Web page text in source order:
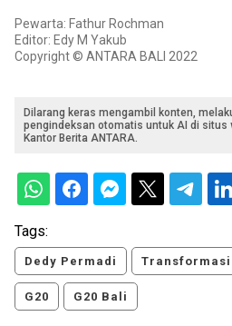
Pewarta: Fathur Rochman
Editor: Edy M Yakub
Copyright © ANTARA BALI 2022
Dilarang keras mengambil konten,
pengindeksan otomatis untuk AI di situs
Kantor Berita ANTARA.
Tags:
Dedy Permadi Transformasi
G20 G20 Bali